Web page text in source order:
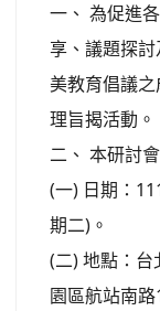
一、 為促進
享、議題探
美教育倡議
理旨揭活動。
二、 本研討
(一) 日期：
期二)。
(二) 地點：
園區航站南